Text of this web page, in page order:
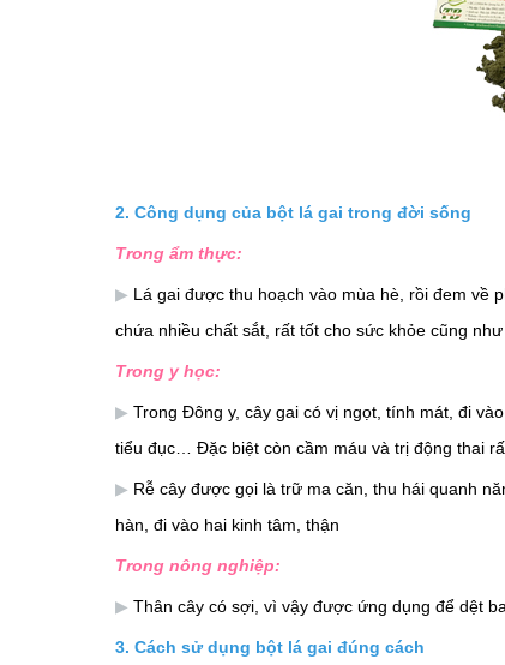
2. Công dụng của bột lá gai trong đời sống
Trong ẩm thực:
▶ Lá gai được thu hoạch vào mùa hè, rồi đem về
chứa nhiều chất sắt, rất tốt cho sức khỏe cũng
Trong y học:
▶ Trong Đông y, cây gai có vị ngọt, tính mát, đi
tiểu đục… Đặc biệt còn cầm máu và trị động thai
▶ Rễ cây được gọi là trữ ma căn, thu hái quanh
hàn, đi vào hai kinh tâm, thận
Trong nông nghiệp:
▶ Thân cây có sợi, vì vậy được ứng dụng để dệt
3. Cách sử dụng bột lá gai đúng cách